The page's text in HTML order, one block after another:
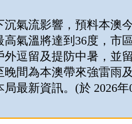
沉氣流影響，預料本澳
氣溫將達到36度，市
外逗留及提防中暑，並
晚間為本澳帶來強雷雨
最新資訊。(於 2026年